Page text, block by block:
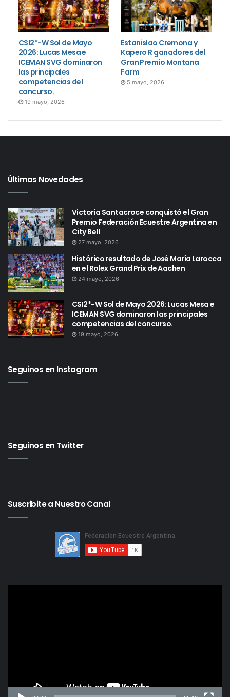
CSI2*-W Sol de Mayo
2026: Lucas Mesa e
ICEMAN SVG dominaron
las principales
competencias del
concurso.
19 mayo, 2026
Estanislao Cremona y
Kapero R ganadores del
Gran Premio Montana
Farm
5 mayo, 2026
Últimas Novedades
Victoria Santacroce conquistó el Gran
Premio Federación Ecuestre Argentina en
City Bell
27 mayo, 2026
Histórico resultado de José María Larocca
en el Rolex Grand Prix de Aachen
24 mayo, 2026
CSI2*-W Sol de Mayo 2026: Lucas Mesa e
ICEMAN SVG dominaron las principales
competencias del concurso.
19 mayo, 2026
Seguinos en Instagram
Seguinos en Twitter
Suscribite a Nuestro Canal